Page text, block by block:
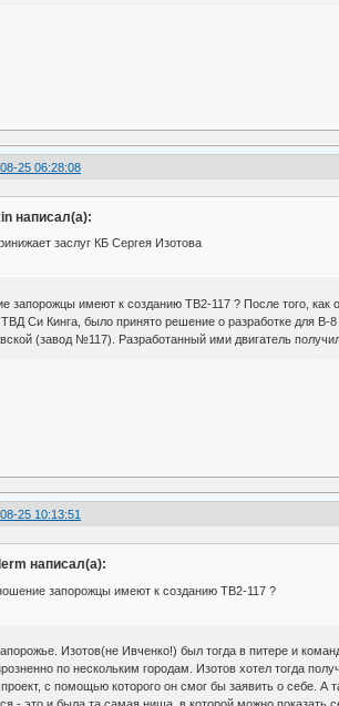
25 06:28:08
написал(а):
заслуг КБ Сергея Изотова
запорожцы имеют к созданию ТВ2-117 ? После того,
Си Кинга, было принято решение о разработке для В-
(завод №117). Разработанный ими двигатель
25 10:13:51
написал(а):
запорожцы имеют к созданию ТВ2-117 ?
Изотов(не Ивченко!) был тогда в питере и
по нескольким городам. Изотов хотел тогда
с помощью которого он смог бы заявить о себе. А